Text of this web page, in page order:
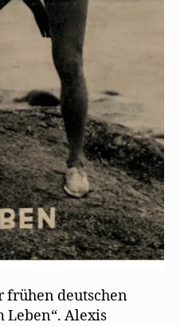
frühen deutschen
Leben“. Alexis